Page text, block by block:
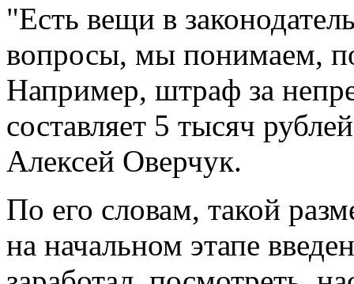
"Есть вещи в
вопросы, мы понимаем,
Например, штраф за
составляет 5 тысяч
Алексей Оверчук.
По его словам, такой
на начальном этапе